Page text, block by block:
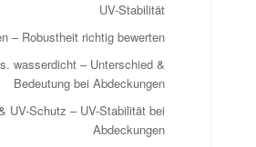
UV-Stabilität
– Robustheit richtig bewerten
wasserdicht – Unterschied &
Bedeutung bei Abdeckungen
UV-Schutz – UV-Stabilität bei
Abdeckungen